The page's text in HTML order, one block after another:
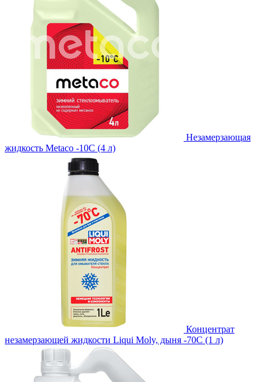
Незамерзающая
жидкость Metaco -10C (4 л)
Концентрат
незамерзающей жидкости Liqui Moly, дыня -70С (1 л)